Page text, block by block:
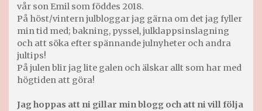
vår son Emil som föddes 2018.
På höst/vintern julbloggar jag gärna om det jag fyller
min tid med; bakning, pyssel, julklappsinslagning
och att söka efter spännande julnyheter och andra
jultips!
På julen blir jag lite galen och älskar allt som har med
högtiden att göra!
Jag hoppas att ni gillar min blogg och att ni vill följa